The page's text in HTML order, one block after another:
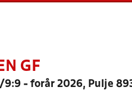
GF
9:9 - forår 2026, Pulje